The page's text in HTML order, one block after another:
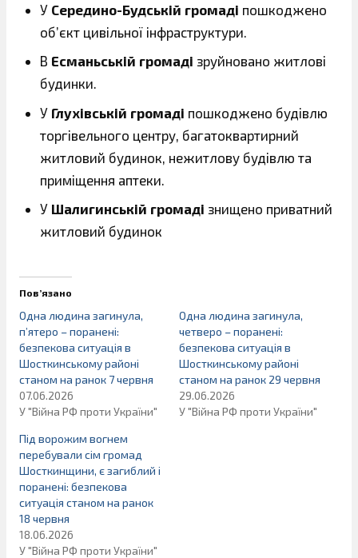
УСередино-Будській громаді пошкоджено
об’єкт цивільної інфраструктури.
В Есманьській громаді зруйновано житлові
будинки.
У Глухівській громаді пошкоджено будівлю
торгівельного центру, багатоквартирний
житловий будинок, нежитлову будівлю та
приміщення аптеки.
У Шалигинській громаді знищено приватний
житловий будинок
Пов’язано
Одна людина загинула,
п’ятеро – поранені:
безпекова ситуація в
Шосткинському районі
станом на ранок 7 червня
07.06.2026
У "Війна РФ проти України"
Одна людина загинула,
четверо – поранені:
безпекова ситуація в
Шосткинському районі
станом на ранок 29 червня
29.06.2026
У "Війна РФ проти України"
Під ворожим вогнем
перебували сім громад
Шосткинщини, є загиблий і
поранені: безпекова
ситуація станом на ранок
18 червня
18.06.2026
У "Війна РФ проти України"